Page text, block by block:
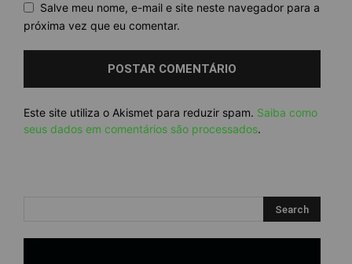
Salve meu nome, e-mail e site neste navegador para a
próxima vez que eu comentar.
Este site utiliza o Akismet para reduzir spam. Saiba como
seus dados em comentários são processados.